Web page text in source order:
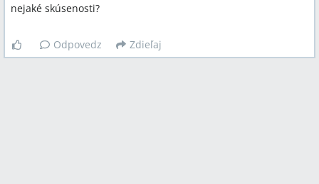
nejaké skúsenosti?
Odpovedz Zdieľaj